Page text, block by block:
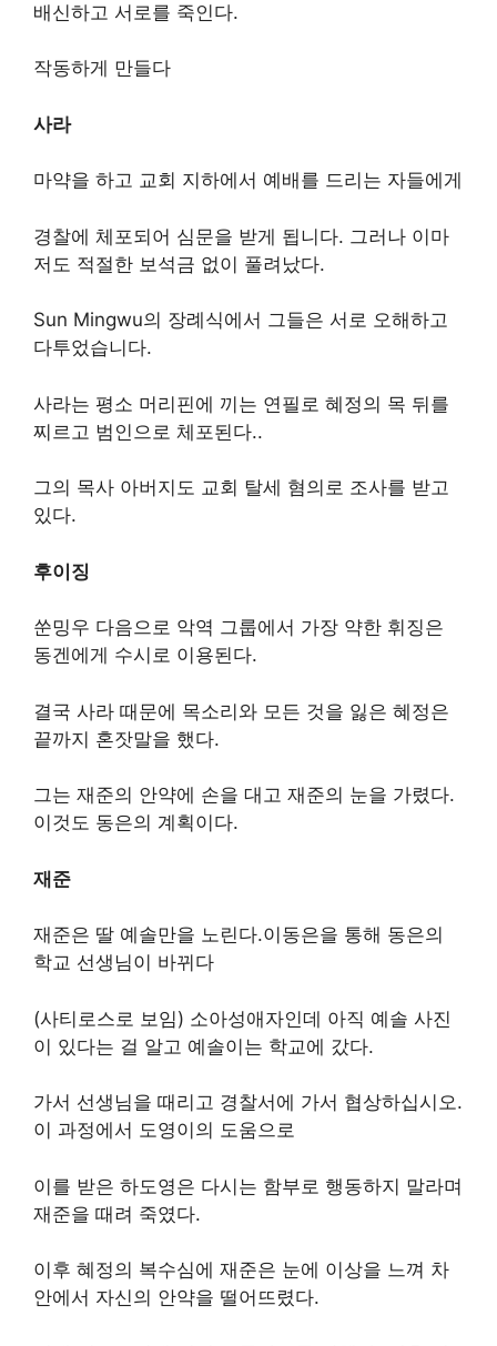
배신하고 서로를 죽인다.
작동하게 만들다
사라
마약을 하고 교회 지하에서 예배를 드리는 자들에게
경찰에 체포되어 심문을 받게 됩니다. 그러나 이마
저도 적절한 보석금 없이 풀려났다.
Sun Mingwu의 장례식에서 그들은 서로 오해하고
다투었습니다.
사라는 평소 머리핀에 끼는 연필로 혜정의 목 뒤를
찌르고 범인으로 체포된다..
그의 목사 아버지도 교회 탈세 혐의로 조사를 받고
있다.
후이징
쑨밍우 다음으로 악역 그룹에서 가장 약한 휘징은
동겐에게 수시로 이용된다.
결국 사라 때문에 목소리와 모든 것을 잃은 혜정은
끝까지 혼잣말을 했다.
그는 재준의 안약에 손을 대고 재준의 눈을 가렸다.
이것도 동은의 계획이다.
재준
재준은 딸 예솔만을 노린다.이동은을 통해 동은의
학교 선생님이 바뀌다
(사티로스로 보임) 소아성애자인데 아직 예솔 사진
이 있다는 걸 알고 예솔이는 학교에 갔다.
가서 선생님을 때리고 경찰서에 가서 협상하십시오.
이 과정에서 도영이의 도움으로
이를 받은 하도영은 다시는 함부로 행동하지 말라며
재준을 때려 죽였다.
이후 혜정의 복수심에 재준은 눈에 이상을 느껴 차
안에서 자신의 안약을 떨어뜨렸다.